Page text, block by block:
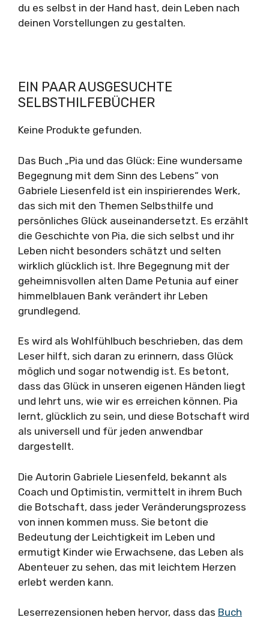
du es selbst in der Hand hast, dein Leben nach
deinen Vorstellungen zu gestalten.
EIN PAAR AUSGESUCHTE
SELBSTHILFEBÜCHER
Keine Produkte gefunden.
Das Buch „Pia und das Glück: Eine wundersame
Begegnung mit dem Sinn des Lebens“ von
Gabriele Liesenfeld ist ein inspirierendes Werk,
das sich mit den Themen Selbsthilfe und
persönliches Glück auseinandersetzt. Es erzählt
die Geschichte von Pia, die sich selbst und ihr
Leben nicht besonders schätzt und selten
wirklich glücklich ist. Ihre Begegnung mit der
geheimnisvollen alten Dame Petunia auf einer
himmelblauen Bank verändert ihr Leben
grundlegend.
Es wird als Wohlfühlbuch beschrieben, das dem
Leser hilft, sich daran zu erinnern, dass Glück
möglich und sogar notwendig ist. Es betont,
dass das Glück in unseren eigenen Händen liegt
und lehrt uns, wie wir es erreichen können. Pia
lernt, glücklich zu sein, und diese Botschaft wird
als universell und für jeden anwendbar
dargestellt.
Die Autorin Gabriele Liesenfeld, bekannt als
Coach und Optimistin, vermittelt in ihrem Buch
die Botschaft, dass jeder Veränderungsprozess
von innen kommen muss. Sie betont die
Bedeutung der Leichtigkeit im Leben und
ermutigt Kinder wie Erwachsene, das Leben als
Abenteuer zu sehen, das mit leichtem Herzen
erlebt werden kann.
Leserrezensionen heben hervor, dass das Buch